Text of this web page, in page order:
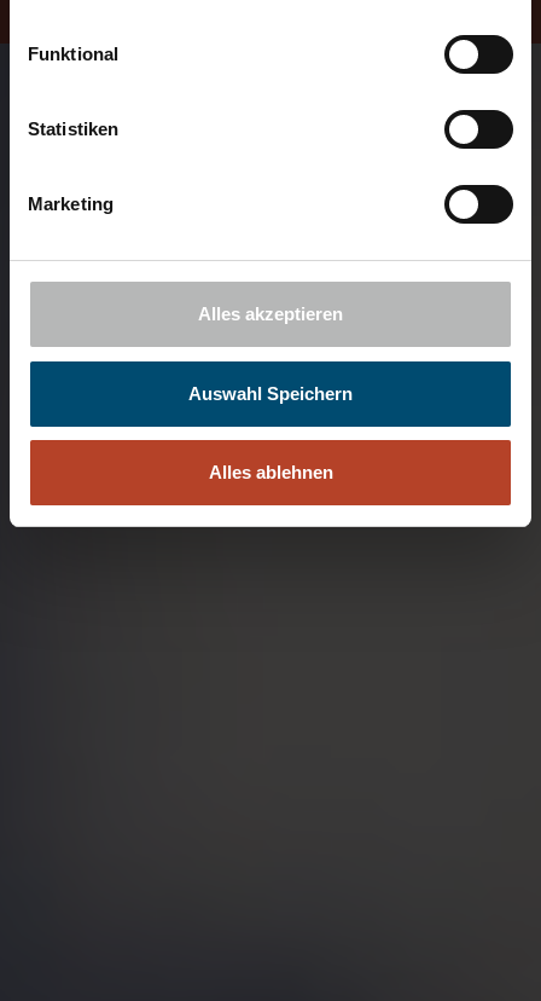
Funktional
Statistiken
Marketing
Alles akzeptieren
Auswahl Speichern
Alles ablehnen